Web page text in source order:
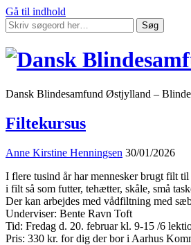
Gå til indhold
Søg
Dansk Blindesamfund Østjylland –
Filtekursus
Anne Kirstine Henningsen 30/01/2026
I flere tusind år har mennesker brugt filt
i filt så som futter, tehætter, skåle, små
Der kan arbejdes med vådfiltning med
Underviser: Bente Ravn Toft
Tid: Fredag d. 20. februar kl. 9-15 /6
Pris: 330 kr. for dig der bor i Aarhus